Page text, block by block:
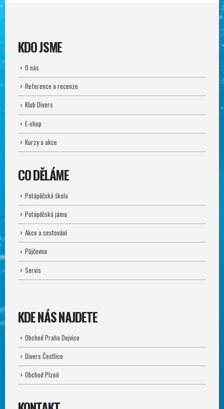
KDO JSME
O nás
Reference a recenze
Klub Divers
E-shop
Kurzy a akce
CO DĚLÁME
Potápěčská škola
Potápěčská jáma
Akce a cestování
Půjčovna
Servis
KDE NÁS NAJDETE
Obchod Praha Dejvice
Divers Čestlice
Obchod Plzeň